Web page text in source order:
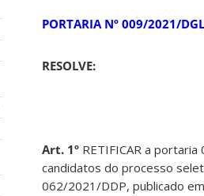
PORTARIA Nº 009/2021/
RESOLVE:
Art. 1º RETIFICAR a
candidatos do processo
062/2021/DDP, publicado